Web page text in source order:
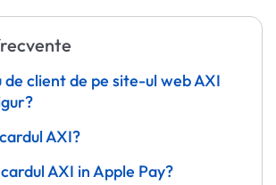
de client de pe site-ul web AXI
AXI?
AXI in Apple Pay?